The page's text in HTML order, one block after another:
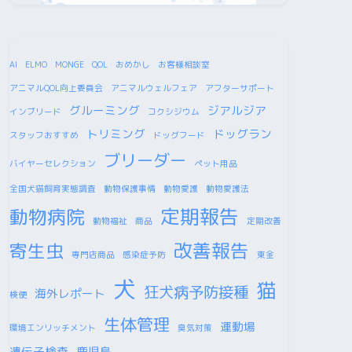
AI ELMO MONGE QOL おめかし お客様相談室
アニマルQOL向上委員会 アニマルウェルフェア アフターサポート
インブリード グルーミング コクシジウム ジアルジア
スタッフおすすめ トリミング ドッグフード ドッグラン
バイヤーセレクション ブリーダー ペット用品
全国犬猫飼育実態調査 動物保護事情 動物愛護 動物愛護法
動物病院 動物福祉 商品 定期報告 定期改善
寄生虫 専門店商品 感染症予防 改善報告 東金
検便 海外レポート 犬 狂犬病予防接種 猫
環境エンリッチメント 生体管理 臭気対策
運動場